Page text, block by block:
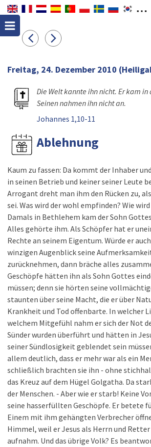
Freitag, 24. Dezember 2010
Die Welt kannte ihn nicht. Er kam in
Seinen nahmen ihn nicht an.
Johannes 1,10-11
Ablehnung
Kaum zu fassen: Da kommt der Inhaber
in seinen Betrieb und keiner seiner Leute
Arrogant dreht man ihm den Rücken zu,
sei. Was wird der wohl empfinden? Wie
Damals in Bethlehem kam der Sohn
Alles gehörte ihm. Als Schöpfer hat er
Rechte an seinem Eigentum. Würde er
winzigen Augenblick seine
zurücknehmen, dann bräche alles
Geschöpfe hätten ihn als Sohn Gottes
müssen; denn sie hörten seine
staunten über seine Macht, die er über
Krankheit und Tod offenbarte. In welcher
welchem Mitgefühl nahm er sich der Not
Sünder wurden überführt und hätten in
seiner Sündlosigkeit geblendet sein
allem deutlich, dass er mehr war als ein
schließlich brachten sie ihn - ohne
das Kreuz auf dem Hügel Golgatha. Da
der Menschen. - Aber wie er starb! Keine
seine hasserfüllten Geschöpfe. Er betete
Einem mit ihm gehängten Verbrecher
Himmel, weil er Jesus als Herrn und
aufnahm. Und das übrige Volk? Es